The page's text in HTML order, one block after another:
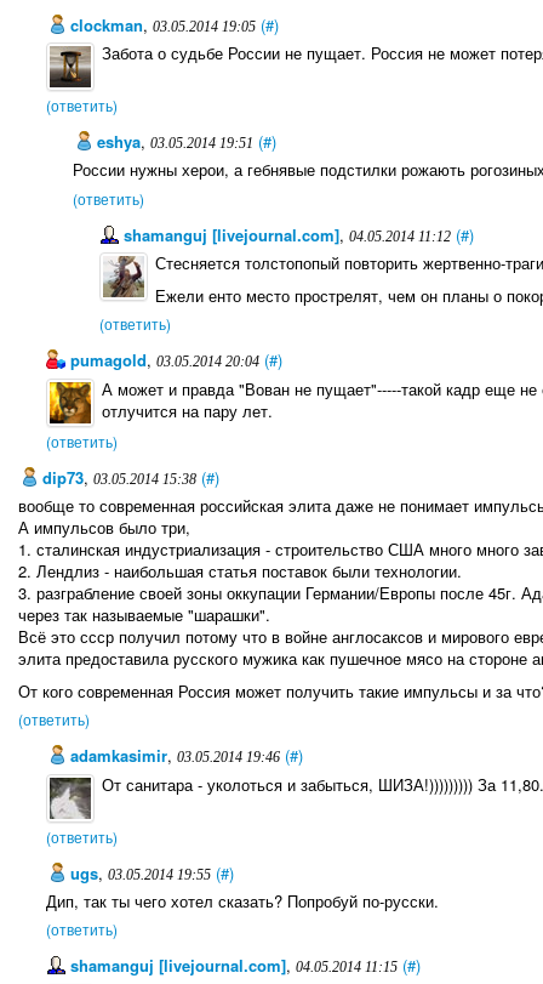
clockman, 03.05.2014 19:05 (#)
Забота о судьбе России не пущает. Россия не может
(ответить)
eshya,03.05.2014 19:51 (#)
России нужны херои, а гебнявые подстилки рожають
(ответить)
shamanguj [livejournal.com], 04.05.2014 11:12 (#)
Стесняется толстопопый повторить жертвенно-
Ежели енто место прострелят, чем он планы о
(ответить)
pumagold, 03.05.2014 20:04 (#)
А может и правда "Вован не пущает"-----такой кадр еще
отлучится на пару лет.
(ответить)
dip73, 03.05.2014 15:38 (#)
вообще то современная российская элита даже не понимает
А импульсов было три,
1. сталинская индустриализация - строительство США много много
2. Лендлиз - наибольшая статья поставок были технологии.
3. разграбление своей зоны оккупации Германии/Европы после 45г.
через так называемые "шарашки".
Всё это ссср получил потому что в войне англосаксов и мирового
элита предоставила русского мужика как пушечное мясо на стороне
От кого современная Россия может получить такие импульсы и за
(ответить)
adamkasimir, 03.05.2014 19:46 (#)
От санитара - уколоться и забыться, ШИЗА!))))))))) За
(ответить)
ugs, 03.05.2014 19:55 (#)
Дип, так ты чего хотел сказать? Попробуй по-русски.
(ответить)
shamanguj [livejournal.com], 04.05.2014 11:15 (#)